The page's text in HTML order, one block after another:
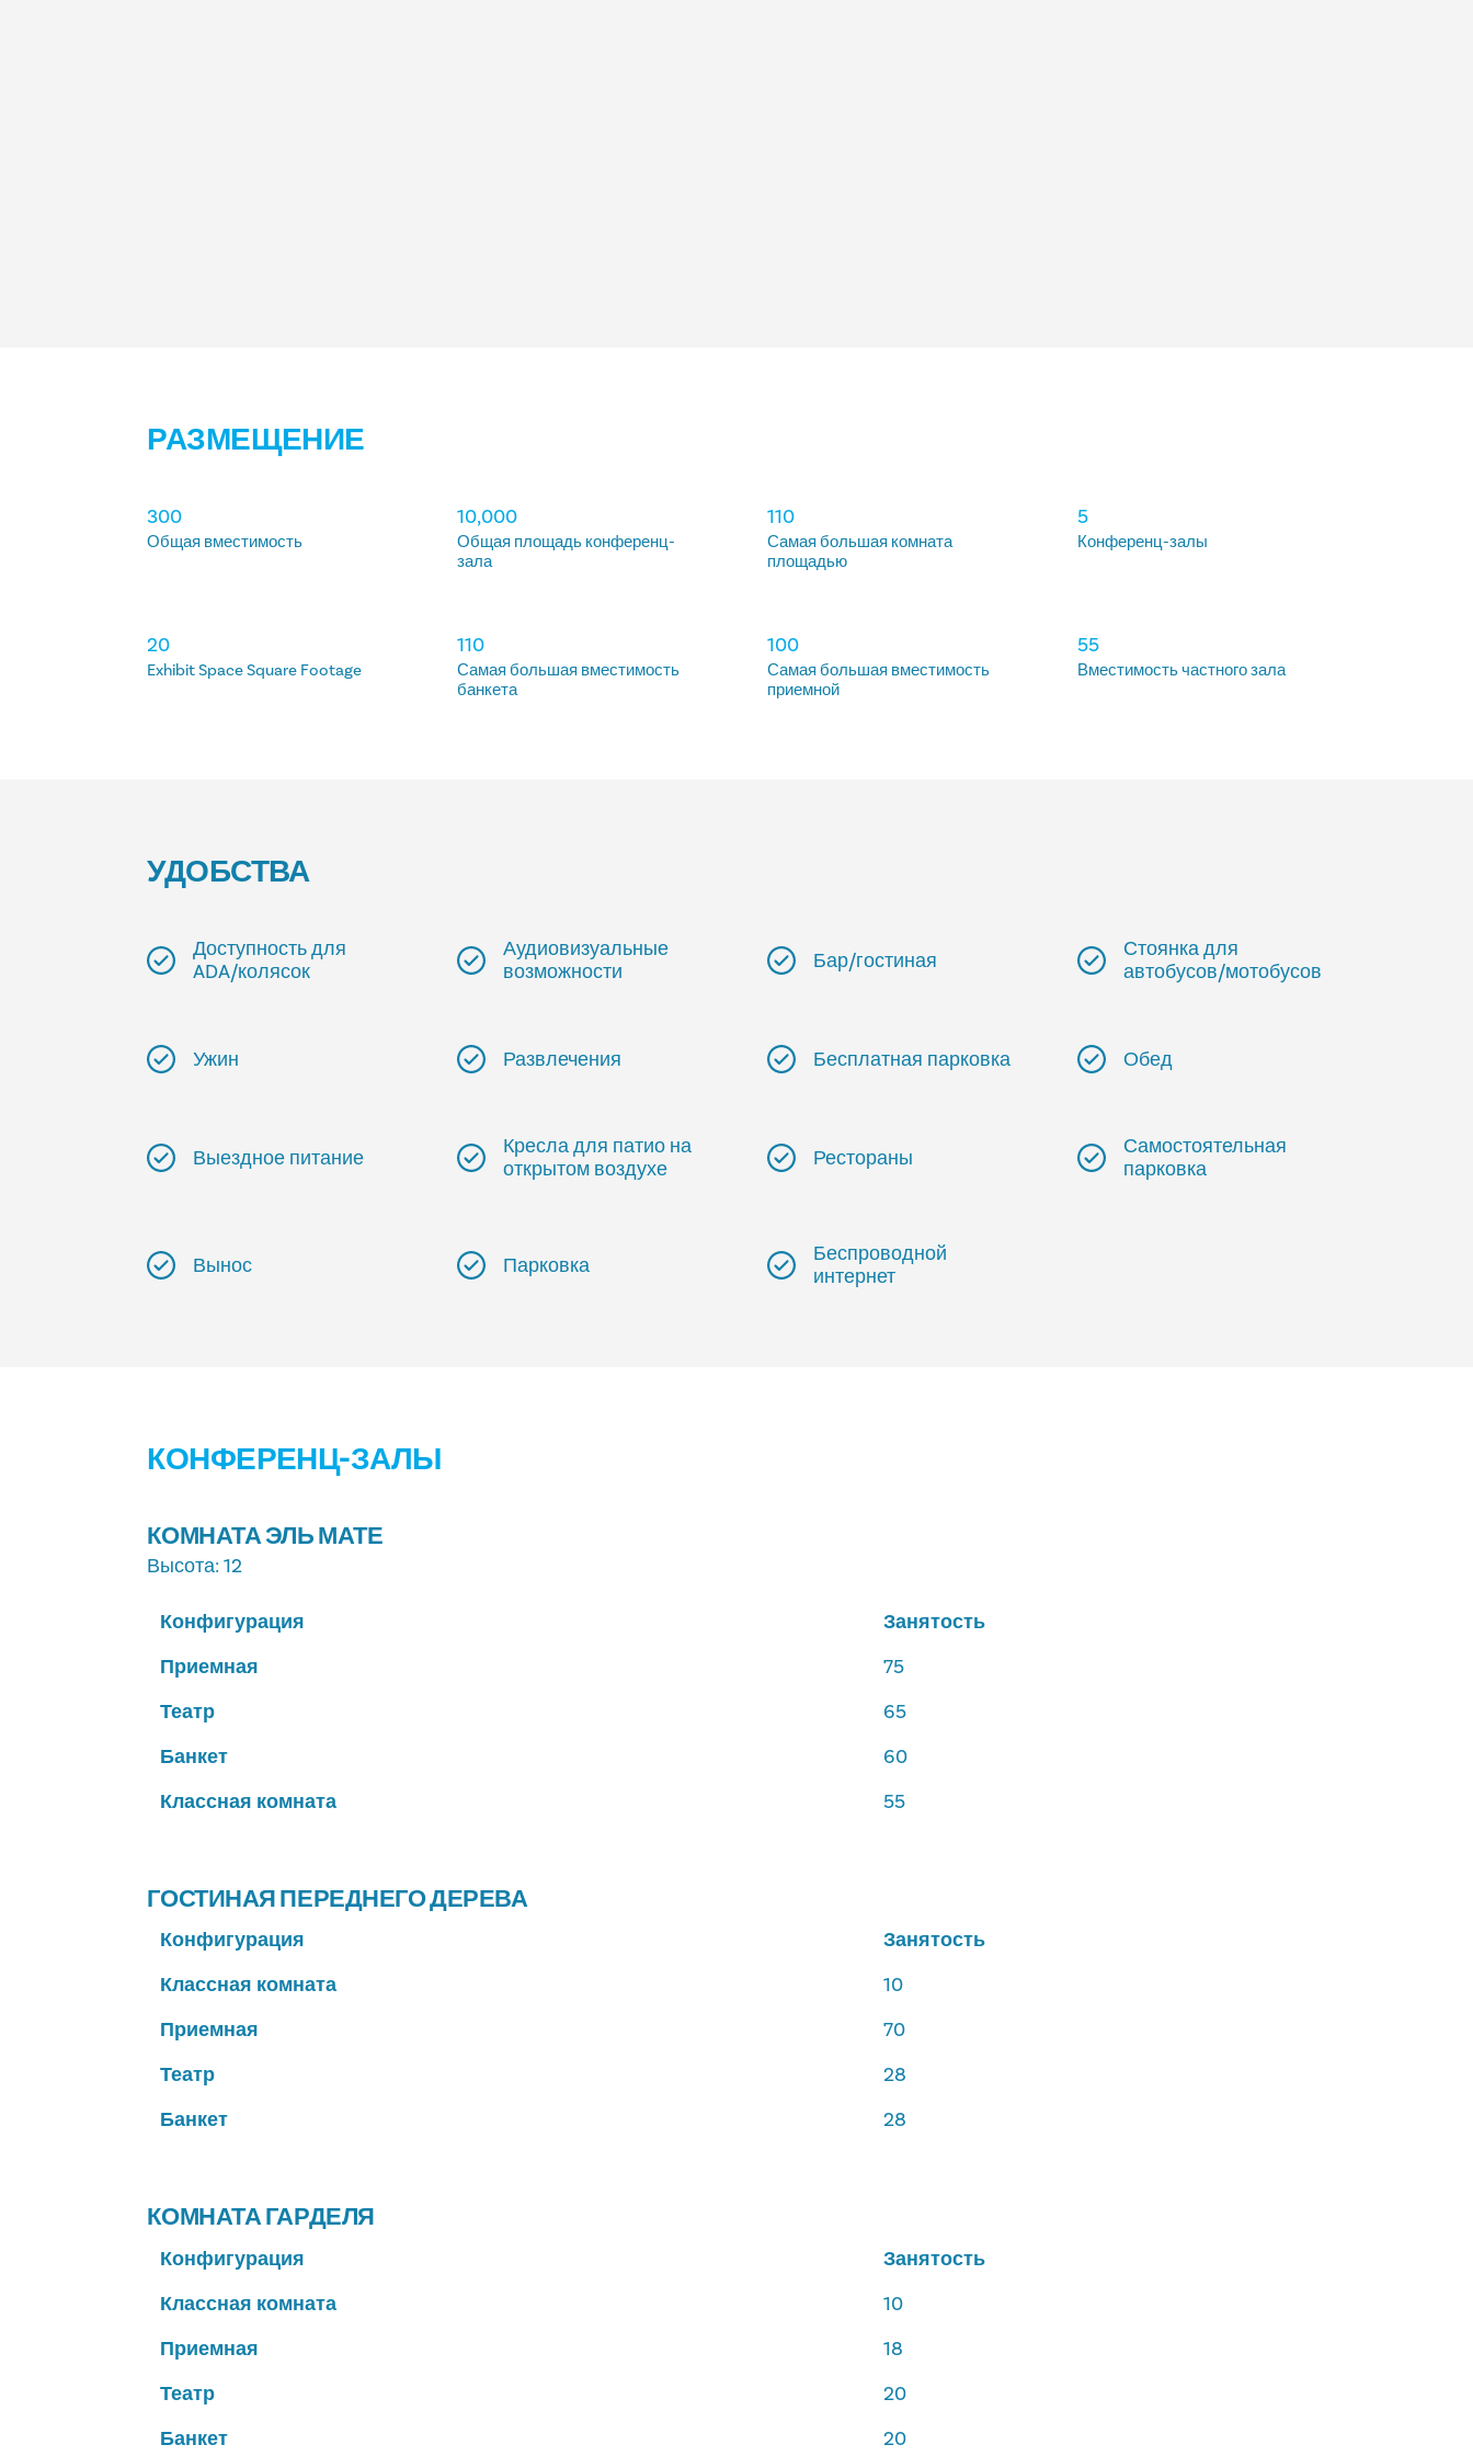
РАЗМЕЩЕНИЕ
РАЗМЕЩЕНИЕ
Общая вместимость
300
Общая площадь конференц-
зала
10,000
Самая большая комната
площадью
110
Конференц-залы
5
Exhibit Space Square Footage
20
Самая большая вместимость
банкета
110
Самая большая вместимость
приемной
100
Вместимость частного зала
55
УДОБСТВА
Доступность для
ADA/колясок
Аудиовизуальные
возможности
Бар/гостиная
Стоянка для
автобусов/мотобусов
Ужин Развлечения Бесплатная парковка Обед
Выездное питание
Кресла для патио на
открытом воздухе
Рестораны
Самостоятельная
парковка
Вынос Парковка
Беспроводной
интернет
КОНФЕРЕНЦ-ЗАЛЫ
КОМНАТА ЭЛЬ МАТЕ
Высота: 12
Конфигурация
Занятость
Приемная
75
Театр
65
Банкет
60
Классная комната
55
ГОСТИНАЯ ПЕРЕДНЕГО ДЕРЕВА
Конфигурация
Занятость
Классная комната
10
Приемная
70
Театр
28
Банкет
28
КОМНАТА ГАРДЕЛЯ
Конфигурация
Занятость
Классная комната
10
Приемная
18
Театр
20
Банкет
20